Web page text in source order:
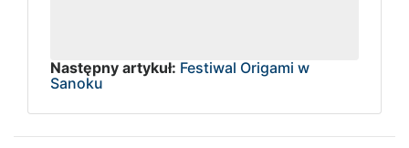
Następny artykuł: Festiwal Origami w
Sanoku